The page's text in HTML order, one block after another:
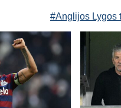
#Anglijos Lygos